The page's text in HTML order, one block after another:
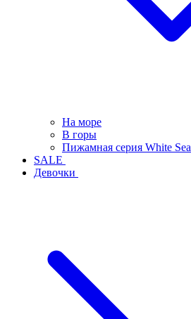
На море
В горы
Пижамная серия White Sea
SALE
Девочки